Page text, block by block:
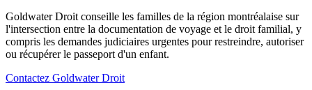
Goldwater Droit conseille les familles de la région montréalaise sur
l'intersection entre la documentation de voyage et le droit familial, y
compris les demandes judiciaires urgentes pour restreindre, autoriser
ou récupérer le passeport d'un enfant.
Contactez Goldwater Droit